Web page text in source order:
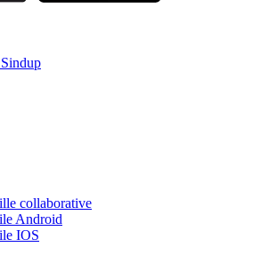
collaborative
Android
IOS